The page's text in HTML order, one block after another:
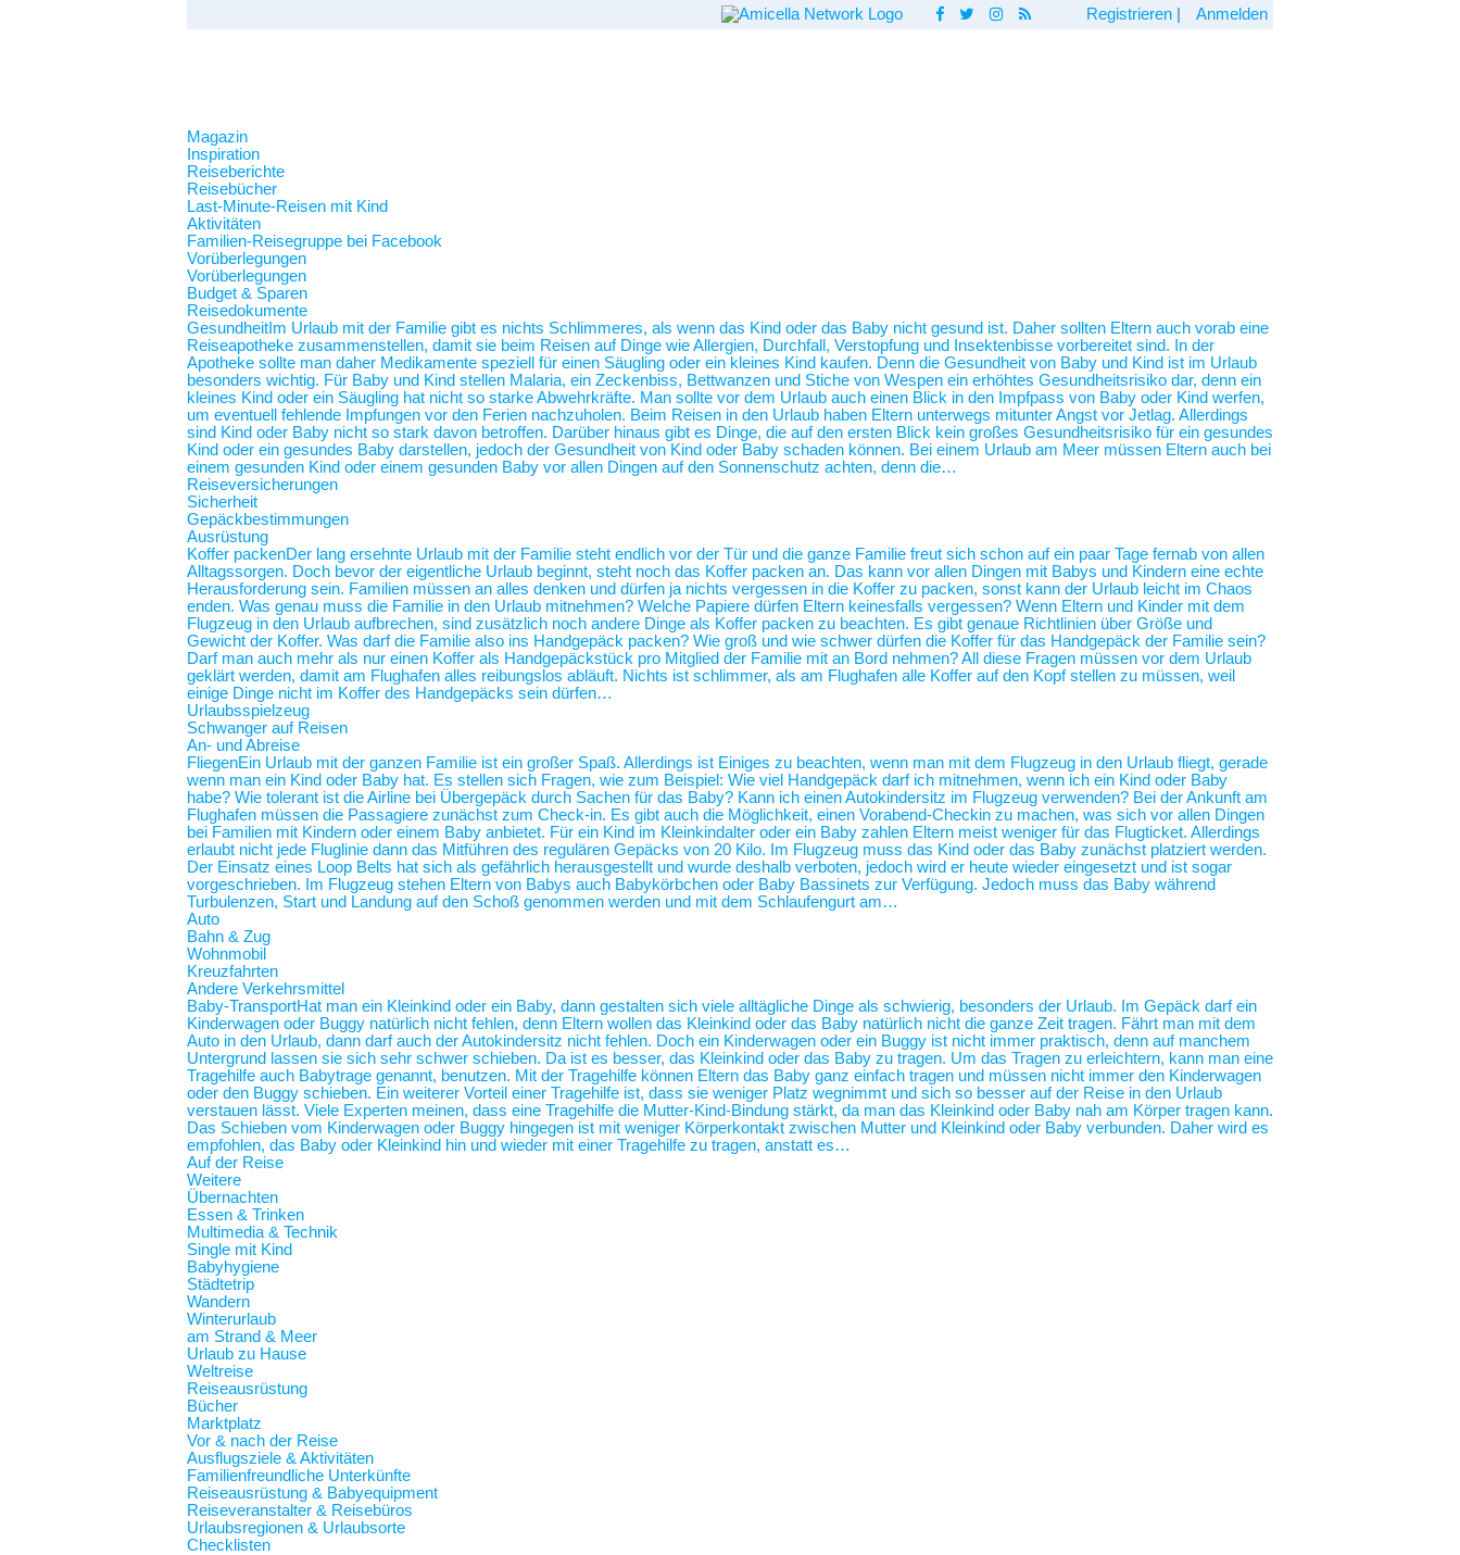
Registrieren Anmelden
Magazin
Inspiration
Reiseberichte
Reisebücher
Last-Minute-Reisen mit Kind
Aktivitäten
Familien-Reisegruppe bei Facebook
Vorüberlegungen
Vorüberlegungen
Budget & Sparen
Reisedokumente
Gesundheit Im Urlaub mit der Familie gibt es nichts Schlimmeres, als wenn das Kind oder das Baby nicht gesund ist. Daher sollten Eltern auch vorab eine
Reiseapotheke zusammenstellen, damit sie beim Reisen auf Dinge wie Allergien, Durchfall, Verstopfung und Insektenbisse vorbereitet sind. In der
Apotheke sollte man daher Medikamente speziell für einen Säugling oder ein kleines Kind kaufen. Denn die Gesundheit von Baby und Kind ist im Urlaub
besonders wichtig. Für Baby und Kind stellen Malaria, ein Zeckenbiss, Bettwanzen und Stiche von Wespen ein erhöhtes Gesundheitsrisiko dar, denn ein
kleines Kind oder ein Säugling hat nicht so starke Abwehrkräfte. Man sollte vor dem Urlaub auch einen Blick in den Impfpass von Baby oder Kind werfen,
um eventuell fehlende Impfungen vor den Ferien nachzuholen. Beim Reisen in den Urlaub haben Eltern unterwegs mitunter Angst vor Jetlag. Allerdings
sind Kind oder Baby nicht so stark davon betroffen. Darüber hinaus gibt es Dinge, die auf den ersten Blick kein großes Gesundheitsrisiko für ein gesundes
Kind oder ein gesundes Baby darstellen, jedoch der Gesundheit von Kind oder Baby schaden können. Bei einem Urlaub am Meer müssen Eltern auch bei
einem gesunden Kind oder einem gesunden Baby vor allen Dingen auf den Sonnenschutz achten, denn die…
Reiseversicherungen
Sicherheit
Gepäckbestimmungen
Ausrüstung
Koffer packenDer lang ersehnte Urlaub mit der Familie steht endlich vor der Tür und die ganze Familie freut sich schon auf ein paar Tage fernab von allen
Alltagssorgen. Doch bevor der eigentliche Urlaub beginnt, steht noch das Koffer packen an. Das kann vor allen Dingen mit Babys und Kindern eine echte
Herausforderung sein. Familien müssen an alles denken und dürfen ja nichts vergessen in die Koffer zu packen, sonst kann der Urlaub leicht im Chaos
enden. Was genau muss die Familie in den Urlaub mitnehmen? Welche Papiere dürfen Eltern keinesfalls vergessen? Wenn Eltern und Kinder mit dem
Flugzeug in den Urlaub aufbrechen, sind zusätzlich noch andere Dinge als Koffer packen zu beachten. Es gibt genaue Richtlinien über Größe und
Gewicht der Koffer. Was darf die Familie also ins Handgepäck packen? Wie groß und wie schwer dürfen die Koffer für das Handgepäck der Familie sein?
Darf man auch mehr als nur einen Koffer als Handgepäckstück pro Mitglied der Familie mit an Bord nehmen? All diese Fragen müssen vor dem Urlaub
geklärt werden, damit am Flughafen alles reibungslos abläuft. Nichts ist schlimmer, als am Flughafen alle Koffer auf den Kopf stellen zu müssen, weil
einige Dinge nicht im Koffer des Handgepäcks sein dürfen…
Urlaubsspielzeug
Schwanger auf Reisen
An- und Abreise
FliegenEin Urlaub mit der ganzen Familie ist ein großer Spaß. Allerdings ist Einiges zu beachten, wenn man mit dem Flugzeug in den Urlaub fliegt, gerade
wenn man ein Kind oder Baby hat. Es stellen sich Fragen, wie zum Beispiel: Wie viel Handgepäck darf ich mitnehmen, wenn ich ein Kind oder Baby
habe? Wie tolerant ist die Airline bei Übergepäck durch Sachen für das Baby? Kann ich einen Autokindersitz im Flugzeug verwenden? Bei der Ankunft am
Flughafen müssen die Passagiere zunächst zum Check-in. Es gibt auch die Möglichkeit, einen Vorabend-Checkin zu machen, was sich vor allen Dingen
bei Familien mit Kindern oder einem Baby anbietet. Für ein Kind im Kleinkindalter oder ein Baby zahlen Eltern meist weniger für das Flugticket. Allerdings
erlaubt nicht jede Fluglinie dann das Mitführen des regulären Gepäcks von 20 Kilo. Im Flugzeug muss das Kind oder das Baby zunächst platziert werden.
Der Einsatz eines Loop Belts hat sich als gefährlich herausgestellt und wurde deshalb verboten, jedoch wird er heute wieder eingesetzt und ist sogar
vorgeschrieben. Im Flugzeug stehen Eltern von Babys auch Babykörbchen oder Baby Bassinets zur Verfügung. Jedoch muss das Baby während
Turbulenzen, Start und Landung auf den Schoß genommen werden und mit dem Schlaufengurt am…
Auto
Bahn & Zug
Wohnmobil
Kreuzfahrten
Andere Verkehrsmittel
Baby-TransportHat man ein Kleinkind oder ein Baby, dann gestalten sich viele alltägliche Dinge als schwierig, besonders der Urlaub. Im Gepäck darf ein
Kinderwagen oder Buggy natürlich nicht fehlen, denn Eltern wollen das Kleinkind oder das Baby natürlich nicht die ganze Zeit tragen. Fährt man mit dem
Auto in den Urlaub, dann darf auch der Autokindersitz nicht fehlen. Doch ein Kinderwagen oder ein Buggy ist nicht immer praktisch, denn auf manchem
Untergrund lassen sie sich sehr schwer schieben. Da ist es besser, das Kleinkind oder das Baby zu tragen. Um das Tragen zu erleichtern, kann man eine
Tragehilfe auch Babytrage genannt, benutzen. Mit der Tragehilfe können Eltern das Baby ganz einfach tragen und müssen nicht immer den Kinderwagen
oder den Buggy schieben. Ein weiterer Vorteil einer Tragehilfe ist, dass sie weniger Platz wegnimmt und sich so besser auf der Reise in den Urlaub
verstauen lässt. Viele Experten meinen, dass eine Tragehilfe die Mutter-Kind-Bindung stärkt, da man das Kleinkind oder Baby nah am Körper tragen kann.
Das Schieben vom Kinderwagen oder Buggy hingegen ist mit weniger Körperkontakt zwischen Mutter und Kleinkind oder Baby verbunden. Daher wird es
empfohlen, das Baby oder Kleinkind hin und wieder mit einer Tragehilfe zu tragen, anstatt es…
Auf der Reise
Weitere
Übernachten
Essen & Trinken
Multimedia & Technik
Single mit Kind
Babyhygiene
Städtetrip
Wandern
Winterurlaub
am Strand & Meer
Urlaub zu Hause
Weltreise
Reiseausrüstung
Bücher
Marktplatz
Vor & nach der Reise
Ausflugsziele & Aktivitäten
Familienfreundliche Unterkünfte
Reiseausrüstung & Babyequipment
Reiseveranstalter & Reisebüros
Urlaubsregionen & Urlaubsorte
Checklisten